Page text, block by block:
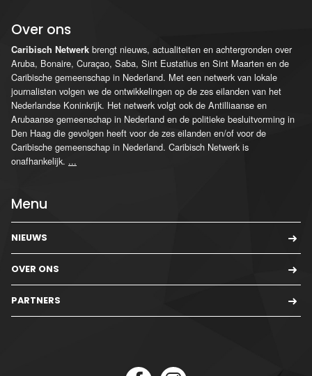
Over ons
Caribisch Netwerk brengt nieuws, actualiteiten en achtergronden over
Aruba, Bonaire, Curaçao, Saba, Sint Eustatius en Sint Maarten en de
Caribische gemeenschap in Nederland. Met een netwerk van lokale
journalisten volgen we de ontwikkelingen op de zes eilanden van het
Nederlandse Koninkrijk. Het netwerk volgt ook de Antilliaanse en
Arubaanse gemeenschap in Nederland en de politieke besluitvorming in
Den Haag die gevolgen heeft voor de zes eilanden en/of voor de
Caribische gemeenschap in Nederland. Caribisch Netwerk is
onafhankelijk. ...
Menu
NIEUWS
OVER ONS
PARTNERS